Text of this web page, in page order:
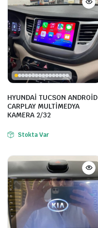
HYUNDAİ TUCSON ANDROİD
CARPLAY MULTİMEDYA
KAMERA 2/32
Stokta Var